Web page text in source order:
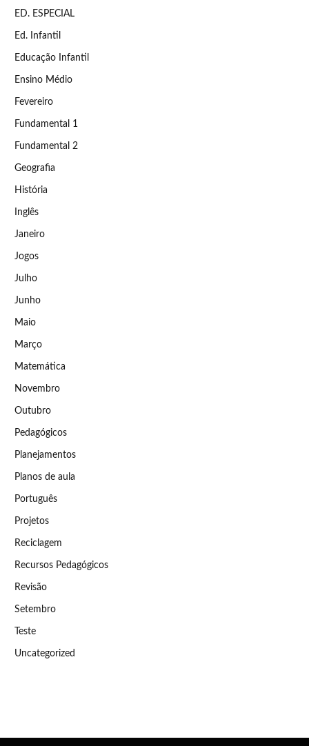
ED. ESPECIAL
Ed. Infantil
Educação Infantil
Ensino Médio
Fevereiro
Fundamental 1
Fundamental 2
Geografia
História
Inglês
Janeiro
Jogos
Julho
Junho
Maio
Março
Matemática
Novembro
Outubro
Pedagógicos
Planejamentos
Planos de aula
Português
Projetos
Reciclagem
Recursos Pedagógicos
Revisão
Setembro
Teste
Uncategorized